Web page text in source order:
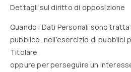
Dettagli sul diritto di opposizione
Quando i Dati Personali sono
pubblico, nell’esercizio di pubblici
Titolare
oppure per perseguire un